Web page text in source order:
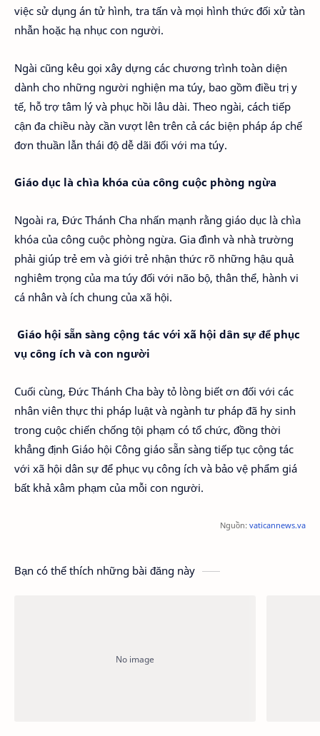
việc sử dụng án tử hình, tra tấn và mọi hình thức đối xử tàn
nhẫn hoặc hạ nhục con người.
Ngài cũng kêu gọi xây dựng các chương trình toàn diện
dành cho những người nghiện ma túy, bao gồm điều trị y
tế, hỗ trợ tâm lý và phục hồi lâu dài. Theo ngài, cách tiếp
cận đa chiều này cần vượt lên trên cả các biện pháp áp chế
đơn thuần lẫn thái độ dễ dãi đối với ma túy.
Giáo dục là chìa khóa của công cuộc phòng ngừa
Ngoài ra, Đức Thánh Cha nhấn mạnh rằng giáo dục là chìa
khóa của công cuộc phòng ngừa. Gia đình và nhà trường
phải giúp trẻ em và giới trẻ nhận thức rõ những hậu quả
nghiêm trọng của ma túy đối với não bộ, thân thể, hành vi
cá nhân và ích chung của xã hội.
Giáo hội sẵn sàng cộng tác với xã hội dân sự để phục
vụ công ích và con người
Cuối cùng, Đức Thánh Cha bày tỏ lòng biết ơn đối với các
nhân viên thực thi pháp luật và ngành tư pháp đã hy sinh
trong cuộc chiến chống tội phạm có tổ chức, đồng thời
khẳng định Giáo hội Công giáo sẵn sàng tiếp tục cộng tác
với xã hội dân sự để phục vụ công ích và bảo vệ phẩm giá
bất khả xâm phạm của mỗi con người.
Nguồn: vaticannews.va
Bạn có thể thích những bài đăng này